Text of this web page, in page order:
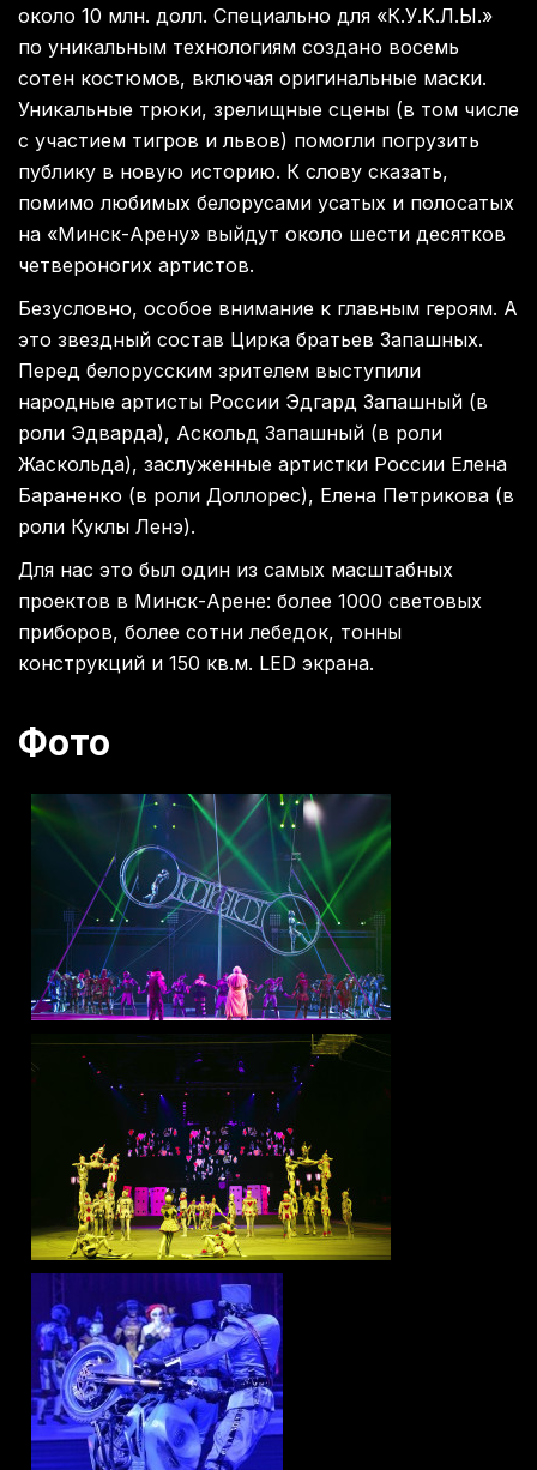
около 10 млн. долл. Специально для «К.У.К.Л.Ы.»
по уникальным технологиям создано восемь
сотен костюмов, включая оригинальные маски.
Уникальные трюки, зрелищные сцены (в том числе
с участием тигров и львов) помогли погрузить
публику в новую историю. К слову сказать,
помимо любимых белорусами усатых и полосатых
на «Минск-Арену» выйдут около шести десятков
четвероногих артистов.
Безусловно, особое внимание к главным героям. А
это звездный состав Цирка братьев Запашных.
Перед белорусским зрителем выступили
народные артисты России Эдгард Запашный (в
роли Эдварда), Аскольд Запашный (в роли
Жаскольда), заслуженные артистки России Елена
Бараненко (в роли Доллорес), Елена Петрикова (в
роли Куклы Ленэ).
Для нас это был один из самых масштабных
проектов в Минск-Арене: более 1000 световых
приборов, более сотни лебедок, тонны
конструкций и 150 кв.м. LED экрана.
Фото